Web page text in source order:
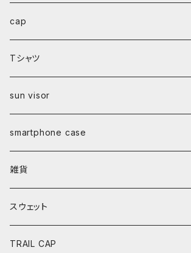
handmade cyclecap
handmade 耳付き cyclecap
handmade cyclecap 抗菌防臭加工生地
handmade cyclecap サイドメッシュ
サイクルパイロットキャップ
サイクルシャーロックキャップ
cap
Tシャツ
sun visor
smartphone case
雑貨
スウェット
TRAIL CAP